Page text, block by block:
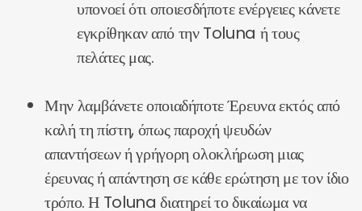
υπονοεί ότι οποιεσδήποτε ενέργειες κάνετε
εγκρίθηκαν από την Toluna ή τους
πελάτες μας.
Μην λαμβάνετε οποιαδήποτε Έρευνα εκτός από
καλή τη πίστη, όπως παροχή ψευδών
απαντήσεων ή γρήγορη ολοκλήρωση μιας
έρευνας ή απάντηση σε κάθε ερώτηση με τον ίδιο
τρόπο. Η Toluna διατηρεί το δικαίωμα να